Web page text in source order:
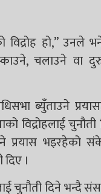
विद्रोह हो,” उनले
चलाउने वा
ब्युँताउने
विद्रोहलाई
प्रयास भइरहेको
।
चुनौती दिने भन्दै